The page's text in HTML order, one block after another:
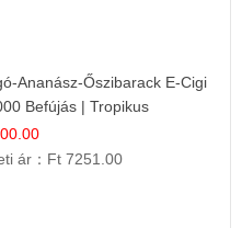
Ananász-Őszibarack E-Cigi
Befújás | Tropikus
Íz
ár： Ft 7251.00